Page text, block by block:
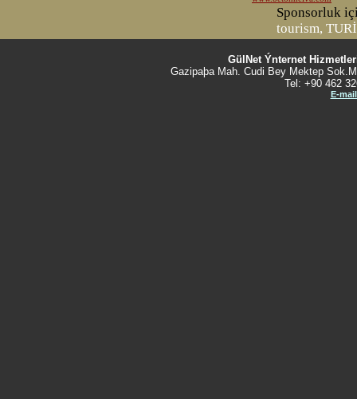
GülNet Ýnternet
Gazipaþa Mah. Cudi Bey Mektep
Tel: +90 462
E-